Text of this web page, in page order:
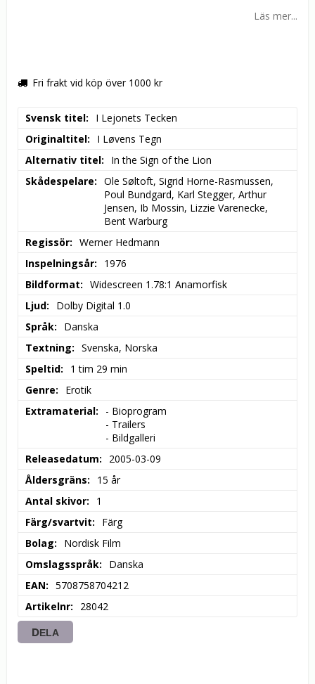
Läs mer...
Fri frakt vid köp över 1000 kr
Svensk titel
I Lejonets Tecken
Originaltitel
I Løvens Tegn
Alternativ titel
In the Sign of the Lion
Skådespelare
Ole Søltoft, Sigrid Horne-Rasmussen,
Poul Bundgard, Karl Stegger, Arthur
Jensen, Ib Mossin, Lizzie Varenecke,
Bent Warburg
Regissör
Werner Hedmann
Inspelningsår
1976
Bildformat
Widescreen 1.78:1 Anamorfisk
Ljud
Dolby Digital 1.0
Språk
Danska
Textning
Svenska, Norska
Speltid
1 tim 29 min
Genre
Erotik
Extramaterial
- Bioprogram
- Trailers
- Bildgalleri
Releasedatum
2005-03-09
Åldersgräns
15 år
Antal skivor
1
Färg/svartvit
Färg
Bolag
Nordisk Film
Omslagsspråk
Danska
EAN
5708758704212
Artikelnr
28042
DELA